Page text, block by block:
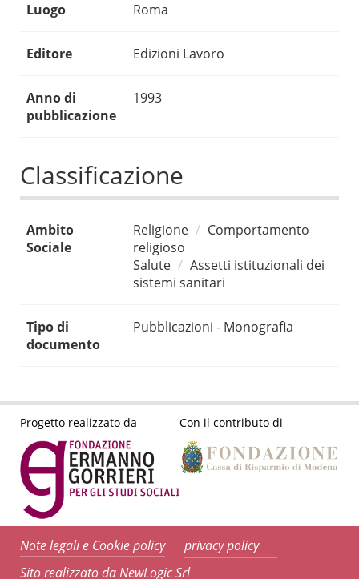
Luogo Roma
Editore Edizioni Lavoro
Anno di
pubblicazione
1993
Classificazione
Ambito
Sociale
Religione
Comportamento
religioso
Salute
Assetti istituzionali dei
sistemi sanitari
Tipo di
documento
Pubblicazioni - Monografia
Progetto realizzato da Con il contributo di
Note legali e Cookie policy
privacy policy
Sito realizzato da NewLogic Srl